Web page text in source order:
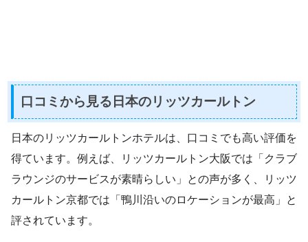
口コミから見る日本のリッツカールトン
日本のリッツカールトンホテルは、口コミでも高い評価を
得ています。例えば、リッツカールトン大阪では「クラブ
ラウンジのサービスが素晴らしい」との声が多く、リッツ
カールトン京都では「鴨川沿いのロケーションが最高」と
評されています。